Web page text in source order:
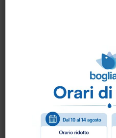
Come ordinare?
Puoi ordinare chiamando
scrivendo una mail a
Per ogni informazione